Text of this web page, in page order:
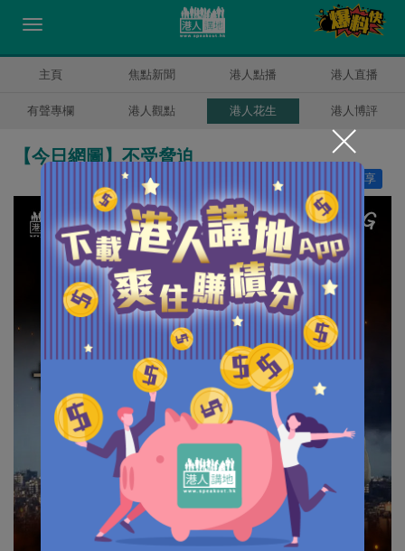
主頁 焦點新聞 港人點播 港人直播
有聲專欄 港人觀點 港人花生 港人博評
【今日網圖】不受脅迫
分享
讚好